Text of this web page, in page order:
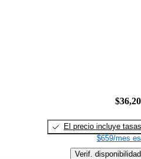
El precio incluye tasas
$659/mes
Verif. disponibilidad